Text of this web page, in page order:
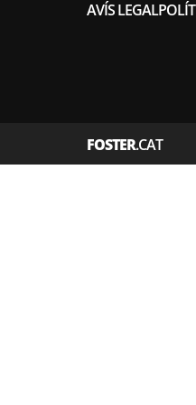
AVÍS LEGAL
FOSTER.CAT